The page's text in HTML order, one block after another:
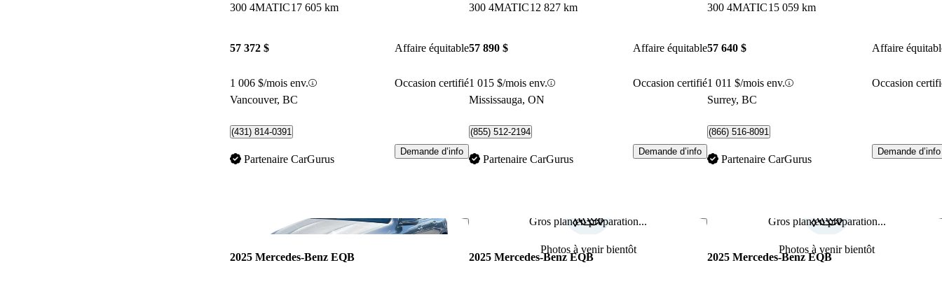
300 4MATIC17 605 km
57 372 $ Affaire équitable
1 006 $/mois env.
Occasion certifié
Vancouver, BC
(431) 814-0391
Partenaire CarGurus
Demande d’info
300 4MATIC12 827 km
57 890 $ Affaire équitable
1 015 $/mois env.
Occasion certifié
Mississauga, ON
(855) 512-2194
Partenaire CarGurus
Demande d’info
300 4MATIC15 059 km
57 640 $ Affaire
1 011 $/mois env.
Occasion
Surrey, BC
(866) 516-8091
Partenaire CarGurus
Demande d’info
Enregistrer cette annonce
2025 Mercedes-Benz EQB
Gros plan en préparation...
Photos à venir bientôt
Enregistrer cette annonce
2025 Mercedes-Benz EQB
Gros plan en préparation...
Photos à venir bientôt
2025 Mercedes-Benz EQB